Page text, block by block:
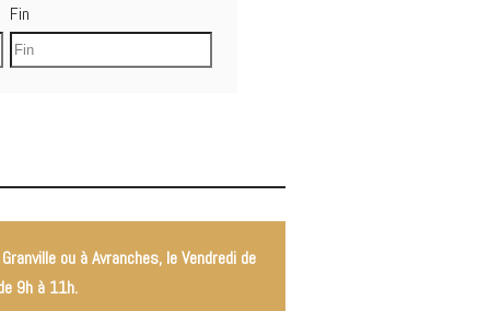
Fin
ou à Avranches, le Vendredi de
9h à 11h.